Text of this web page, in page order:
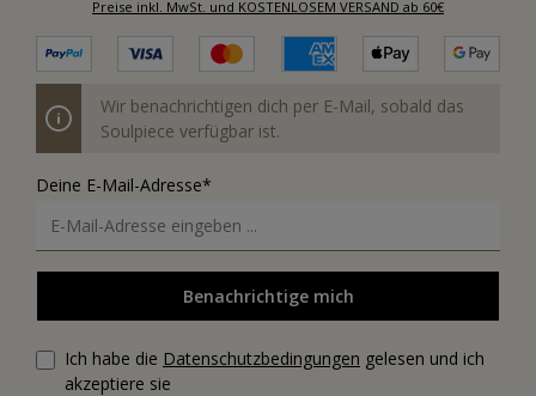
Preise inkl. MwSt. und KOSTENLOSEM VERSAND ab 60€
Wir benachrichtigen dich per E-Mail, sobald das
Soulpiece verfügbar ist.
Deine E-Mail-Adresse*
Benachrichtige mich
Ich habe die Datenschutzbedingungen gelesen und ich
akzeptiere sie